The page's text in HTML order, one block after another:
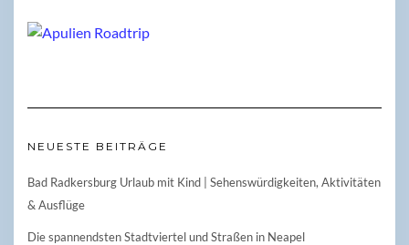
NEUESTE BEITRÄGE
Bad Radkersburg Urlaub mit Kind | Sehenswürdigkeiten, Aktivitäten
& Ausflüge
Die spannendsten Stadtviertel und Straßen in Neapel